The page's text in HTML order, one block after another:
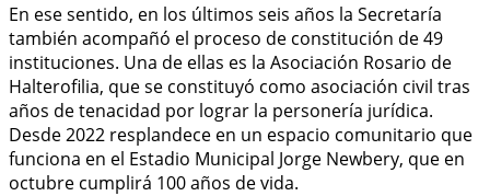
En ese sentido, en los últimos seis años la Secretaría
también acompañó el proceso de constitución de 49
instituciones. Una de ellas es la Asociación Rosario de
Halterofilia, que se constituyó como asociación civil tras
años de tenacidad por lograr la personería jurídica.
Desde 2022 resplandece en un espacio comunitario que
funciona en el Estadio Municipal Jorge Newbery, que en
octubre cumplirá 100 años de vida.